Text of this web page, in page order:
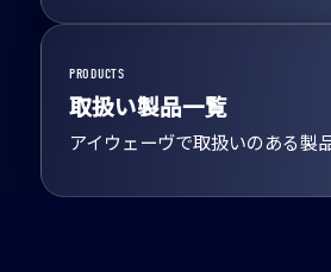
PRODUCTS
取扱い製品一覧
アイウェーヴで取扱いのある製